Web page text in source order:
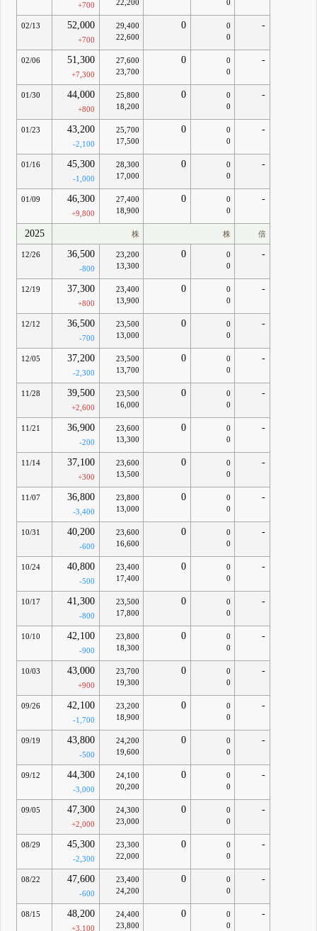
+700
22,200
0
02/13 52,000
+700
29,400
22,600
0
0
0
-
02/06 51,300
+7,300
27,600
23,700
0
0
0
-
01/30 44,000
+800
25,800
18,200
0
0
0
-
01/23 43,200
-2,100
25,700
17,500
0
0
0
-
01/16 45,300
-1,000
28,300
17,000
0
0
0
-
01/09 46,300
+9,800
27,400
18,900
0
0
0
-
2025 株 株 倍
12/26 36,500
-800
23,200
13,300
0
0
0
-
12/19 37,300
+800
23,400
13,900
0
0
0
-
12/12 36,500
-700
23,500
13,000
0
0
0
-
12/05 37,200
-2,300
23,500
13,700
0
0
0
-
11/28 39,500
+2,600
23,500
16,000
0
0
0
-
11/21 36,900
-200
23,600
13,300
0
0
0
-
11/14 37,100
+300
23,600
13,500
0
0
0
-
11/07 36,800
-3,400
23,800
13,000
0
0
0
-
10/31 40,200
-600
23,600
16,600
0
0
0
-
10/24 40,800
-500
23,400
17,400
0
0
0
-
10/17 41,300
-800
23,500
17,800
0
0
0
-
10/10 42,100
-900
23,800
18,300
0
0
0
-
10/03 43,000
+900
23,700
19,300
0
0
0
-
09/26 42,100
-1,700
23,200
18,900
0
0
0
-
09/19 43,800
-500
24,200
19,600
0
0
0
-
09/12 44,300
-3,000
24,100
20,200
0
0
0
-
09/05 47,300
+2,000
24,300
23,000
0
0
0
-
08/29 45,300
-2,300
23,300
22,000
0
0
0
-
08/22 47,600
-600
23,400
24,200
0
0
0
-
08/15 48,200
+3,100
24,400
23,800
0
0
0
-